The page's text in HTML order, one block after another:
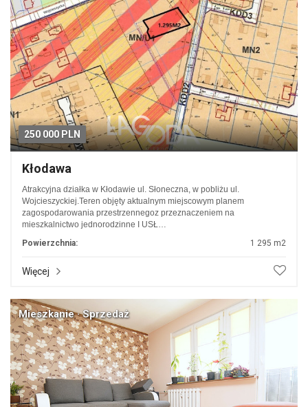
250 000 PLN
Kłodawa
Atrakcyjna działka w Kłodawie ul. Słoneczna, w pobliżu ul.
Wojcieszyckiej.Teren objęty aktualnym miejscowym planem
zagospodarowania przestrzennegoz przeznaczeniem na
mieszkalnictwo jednorodzinne I USŁ…
Powierzchnia:
1 295 m2
Więcej
Mieszkanie · Sprzedaż